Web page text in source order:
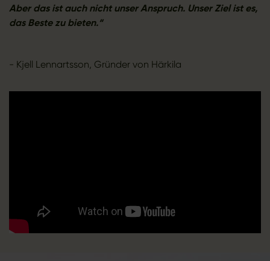
Aber das ist auch nicht unser Anspruch. Unser Ziel ist es,
das Beste zu bieten.“
- Kjell Lennartsson, Gründer von Härkila